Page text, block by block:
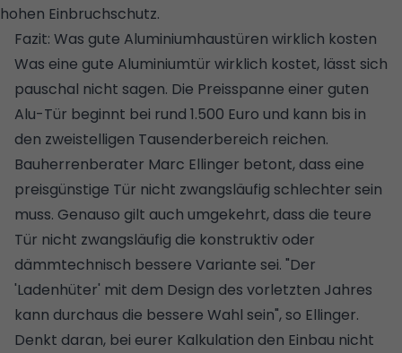
hohen Einbruchschutz.
Fazit: Was gute Aluminiumhaustüren wirklich kosten
Was eine gute Aluminiumtür wirklich kostet, lässt sich
pauschal nicht sagen. Die Preisspanne einer guten
Alu-Tür beginnt bei rund 1.500 Euro und kann bis in
den zweistelligen Tausenderbereich reichen.
Bauherrenberater Marc Ellinger betont, dass eine
preisgünstige Tür nicht zwangsläufig schlechter sein
muss. Genauso gilt auch umgekehrt, dass die teure
Tür nicht zwangsläufig die konstruktiv oder
dämmtechnisch bessere Variante sei. "Der
'Ladenhüter' mit dem Design des vorletzten Jahres
kann durchaus die bessere Wahl sein", so Ellinger.
Denkt daran, bei eurer Kalkulation den Einbau nicht